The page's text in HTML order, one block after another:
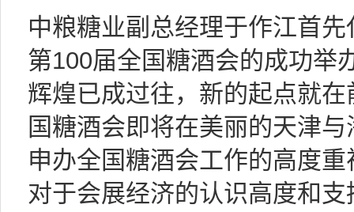
中粮糖业副总经理于作江首
第100届全国糖酒会的成功举
辉煌已成过往，新的起点就
国糖酒会即将在美丽的天津
申办全国糖酒会工作的高度
对于会展经济的认识高度和